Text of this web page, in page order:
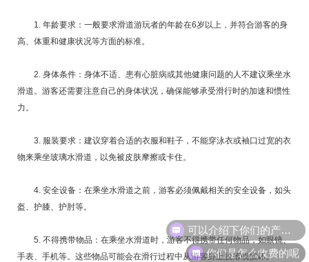
1. 年龄要求：一般要求滑道游玩者的年龄在6岁以上，并符合游客的身
高、体重和健康状况等方面的标准。
2. 身体条件：身体不适、患有心脏病或其他健康问题的人不建议乘坐水
滑道。游客还需要注意自己的身体状况，确保能够承受滑行时的加速和惯性
力。
3. 服装要求：建议穿着合适的衣服和鞋子，不能穿泳衣或袖口过宽的衣
物来乘坐玻璃水滑道，以免被皮肤摩擦或卡住。
4. 安全设备：在乘坐水滑道之前，游客必须佩戴相关的安全设备，如头
盔、护膝、护肘等。
5. 不得携带物品：在乘坐水滑道时，游客不得携带任何物品，如眼镜、
手表、手机等。这些物品可能会在滑行过程中从游客身上脱落或损坏。
可以介绍下你们的产品么
你们是怎么收费的呢